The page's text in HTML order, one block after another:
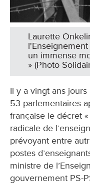
Laurette
un immense
» (Photo
Il y a vingt ans
53 parlementaires
française le décret
radicale de
prévoyant entre
postes
ministre de
gouvernement PS-